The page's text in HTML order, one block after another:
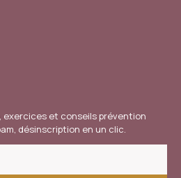
exercices et conseils prévention
désinscription en un clic.